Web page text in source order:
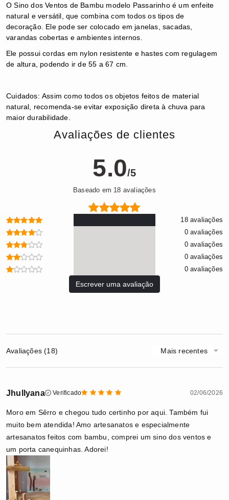
O Sino dos Ventos de Bambu modelo Passarinho é um enfeite
natural e versátil, que combina com todos os tipos de
decoração. Ele pode ser colocado em janelas, sacadas,
varandas cobertas eambientes internos.
Ele possui cordas em nylon resistente e hastes com regulagem
de altura, podendo ir de 55 a 67 cm.
Cuidados: Assim como todos os objetos feitos de material
natural, recomenda-se evitar exposição direta à chuva para
maior durabilidade.
Avaliações de clientes
5.0/5
Baseado em 18 avaliações
18 avaliações
0 avaliações
0 avaliações
0 avaliações
0 avaliações
Escrever uma avaliação
Avaliações (18) Mais recentes
Jhullyana Verificado 02/06/2026
Moro em Sêrro e chegou tudo certinho por aqui. Também fui
muito bem atendida! Amo artesanatos e especialmente
artesanatos feitos com bambu, comprei um sino dos ventos e
um porta canequinhas. Adorei!